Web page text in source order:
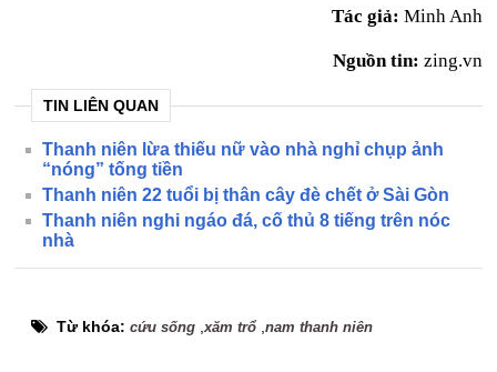
Tác giả: Minh Anh
Nguồn tin: zing.vn
TIN LIÊN QUAN
Thanh niên lừa thiếu nữ vào nhà nghỉ chụp ảnh
“nóng” tống tiền
Thanh niên 22 tuổi bị thân cây đè chết ở Sài Gòn
Thanh niên nghi ngáo đá, cố thủ 8 tiếng trên nóc
nhà
Từ khóa:cứu sống ,xăm trổ ,nam thanh niên